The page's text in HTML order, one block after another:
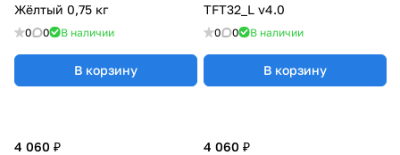
Жёлтый 0,75 кг
0 0 В наличии
В корзину
TFT32_L v4.0
0 0 В наличии
В корзину
4 060 ₽ 4 060 ₽